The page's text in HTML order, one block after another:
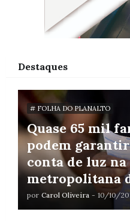
Destaques
# FOLHA DO PLANALTO
Quase 65 mil
podem
conta de luz
metropolitana
por Carol Oliveira - 10/10/